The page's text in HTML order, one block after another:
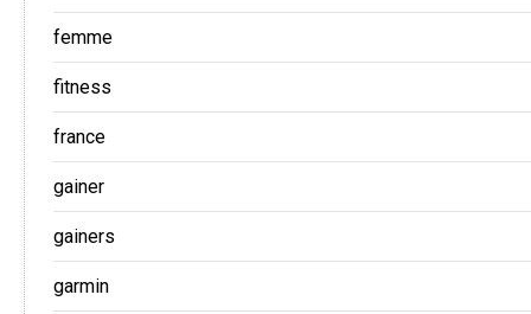
femme
fitness
france
gainer
gainers
garmin